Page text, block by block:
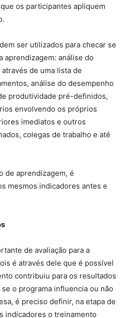
os participantes apliquem
ser utilizados para checar se
aprendizagem: análise do
de uma lista de
análise do desempenho
produtividade pré-definidos,
envolvendo os próprios
imediatos e outros
colegas de trabalho e até
de aprendizagem, é
mesmos indicadores antes e
de avaliação para a
é através dele que é possível
contribuiu para os resultados
o programa influencia ou não
é preciso definir, na etapa de
indicadores o treinamento